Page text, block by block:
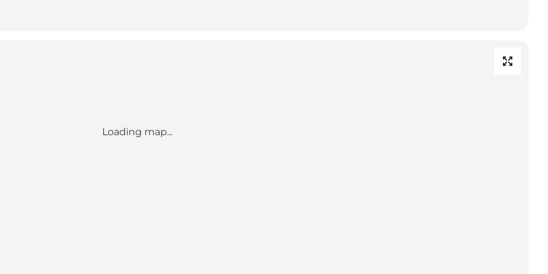
Loading map...